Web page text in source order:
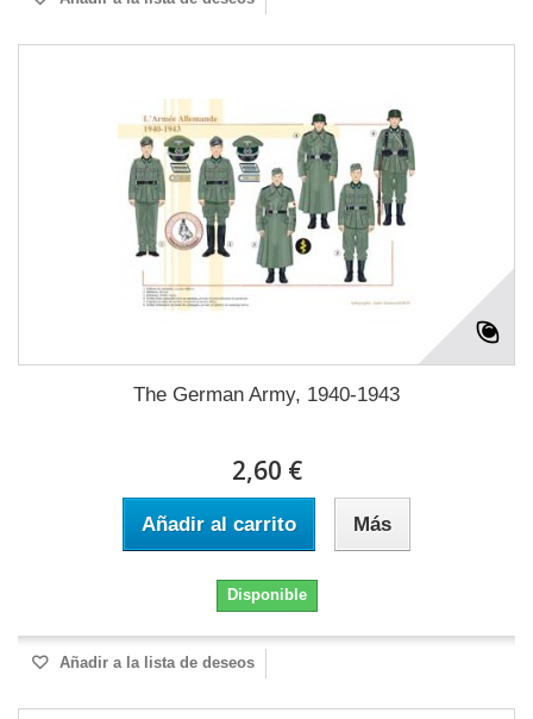
The German Army, 1940-1943
2,60 €
Añadir al carrito Más
Disponible
Añadir a la lista de deseos